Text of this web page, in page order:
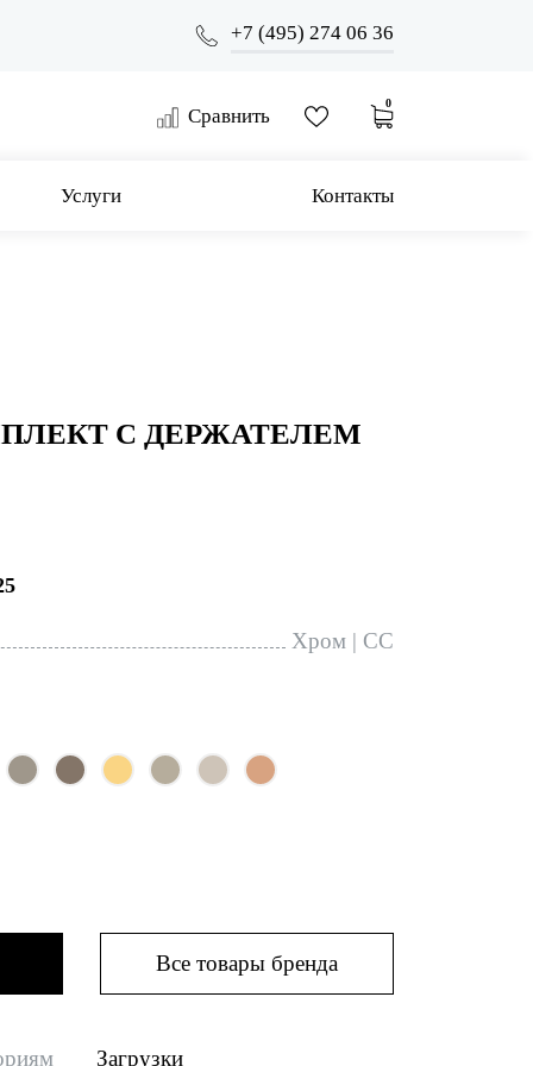
+7 (495) 274 06 36
Сравнить
0
Услуги Контакты
С ДЕРЖАТЕЛЕМ
Хром | CC
Все товары бренда
Загрузки